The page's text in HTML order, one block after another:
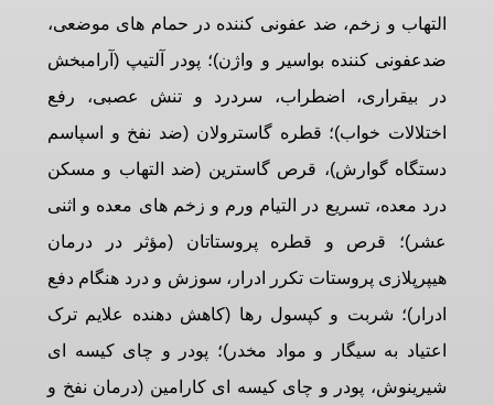
التهاب و زخم، ضد عفونی کننده در حمام های موضعی،
ضدعفونی کننده بواسیر و واژن)؛ پودر آلتیپ (آرامبخش
در بیقراری، اضطراب، سردرد و تنش عصبی، رفع
اختلالات خواب)؛ قطره گاسترولان (ضد نفخ و اسپاسم
دستگاه گوارش)، قرص گاسترین (ضد التهاب و مسکن
درد معده، تسریع در التیام ورم و زخم های معده و اثنی
عشر)؛ قرص و قطره پروستاتان (مؤثر در درمان
هیپرپلازی پروستات تکرر ادرار، سوزش و درد هنگام دفع
ادرار)؛ شربت و کپسول رها (کاهش دهنده علایم ترک
اعتیاد به سیگار و مواد مخدر)؛ پودر و چای کیسه ای
شیرینوش، پودر و چای کیسه ای کارامین (درمان نفخ و